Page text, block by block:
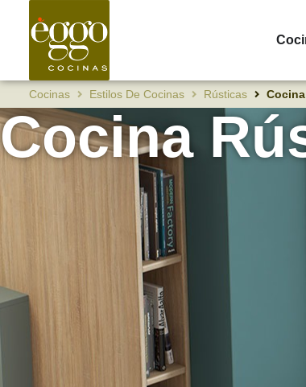
Cocinas Estilos De Cocinas Rústicas
Cocina